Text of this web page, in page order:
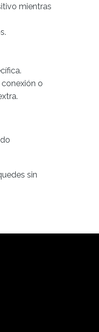
mientras
o
sin